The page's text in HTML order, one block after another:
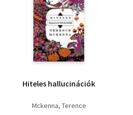
Hiteles hallucinációk
Mckenna, Terence